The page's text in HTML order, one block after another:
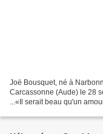
Joë Bousquet, né à
Carcassonne (Aude) le 28
...«Il serait beau qu'un